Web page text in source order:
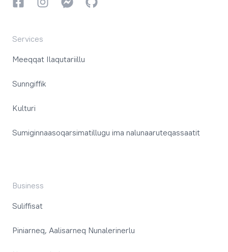
Services
Meeqqat Ilaqutariillu
Sunngiffik
Kulturi
Sumiginnaasoqarsimatillugu ima nalunaaruteqassaatit
Business
Suliffisat
Piniarneq, Aalisarneq Nunalerinerlu